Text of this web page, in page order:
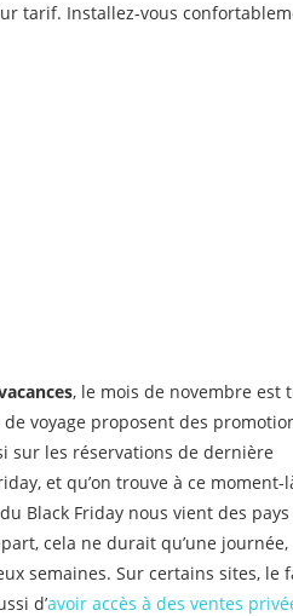
tarif. Installez-vous
, le mois de novembre est
voyage proposent des
sur les réservations de dernière
et qu’on trouve à ce moment-
Black Friday nous vient des pays
cela ne durait qu’une journée,
semaines. Sur certains sites, le
d’avoir accès à des ventes